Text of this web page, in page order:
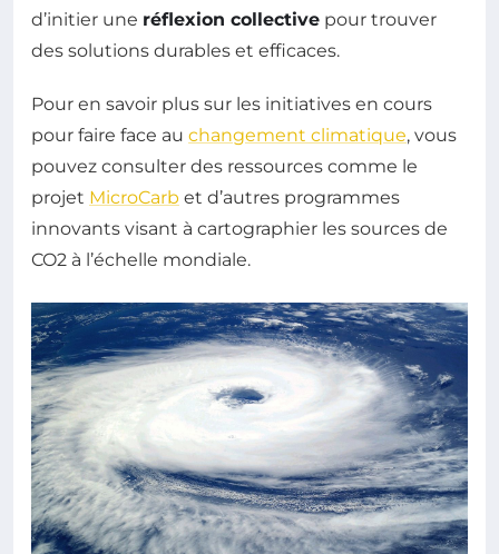
d’initier une réflexion collective pour trouver
des solutions durables et efficaces.
Pour en savoir plus sur les initiatives en cours
pour faire face au changement climatique, vous
pouvez consulter des ressources comme le
projet MicroCarb et d’autres programmes
innovants visant à cartographier les sources de
CO2 à l’échelle mondiale.